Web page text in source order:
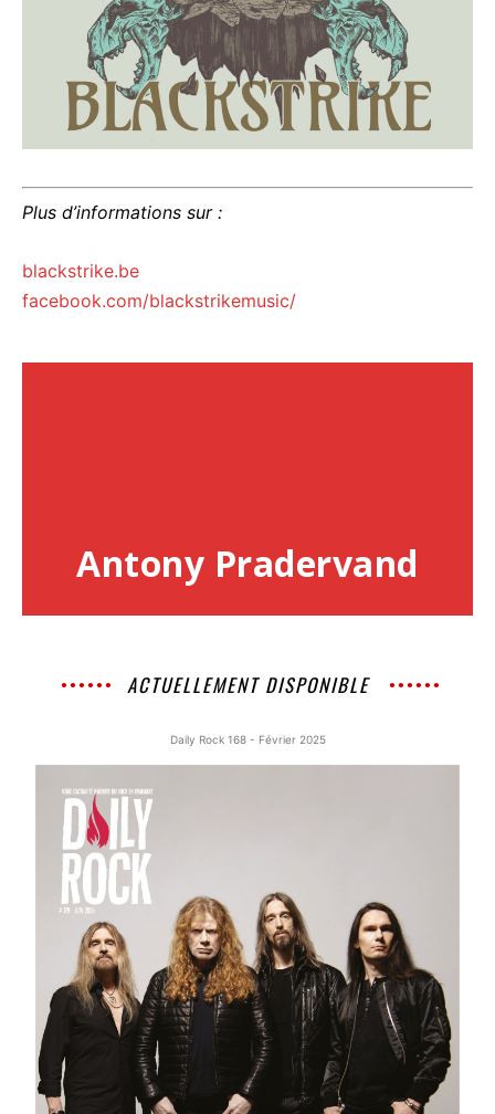
Plus d’informations sur :
blackstrike.be
facebook.com/blackstrikemusic/
Antony Pradervand
ACTUELLEMENT DISPONIBLE
Daily Rock 168 - Février 2025